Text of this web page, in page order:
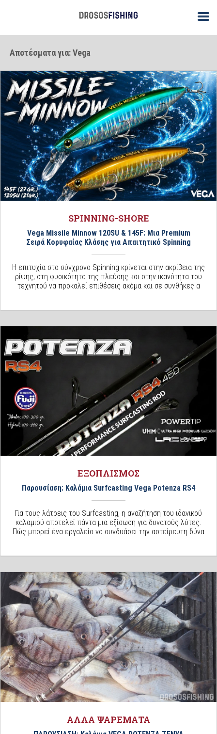
Αποτέσματα για: Vega
SPINNING-SHORE
Vega Missile Minnow 120SU & 145F: Μια Premium
Σειρά Κορυφαίας Κλάσης για Απαιτητικό Spinning
Η επιτυχία στο σύγχρονο Spinning κρίνεται στην ακρίβεια της
ρίψης, στη φυσικότητα της πλεύσης και στην ικανότητα του
τεχνητού να προκαλεί επιθέσεις ακόμα και σε συνθήκες α
ΕΞΟΠΛΙΣΜΟΣ
Παρουσίαση: Καλάμια Surfcasting Vega Potenza RS4
Για τους λάτρεις του Surfcasting, η αναζήτηση του ιδανικού
καλαμιού αποτελεί πάντα μια εξίσωση για δυνατούς λύτες.
Πώς μπορεί ένα εργαλείο να συνδυάσει την αστείρευτη δύνα
ΑΛΛΑ ΨΑΡΕΜΑΤΑ